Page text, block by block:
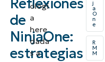
Reflexiones
de
NinjaOne:
estrategias
les cuesta
automatización
¿De qué forma
ologí
a
here
dada
s a
j
a
O
n
e
R
M
M